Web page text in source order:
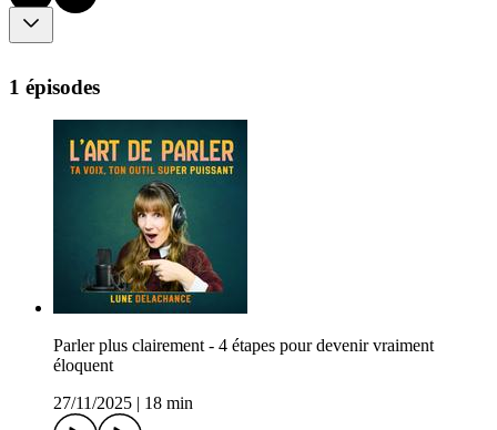
1 épisodes
Parler plus clairement - 4 étapes pour devenir vraiment
éloquent
27/11/2025
18 min